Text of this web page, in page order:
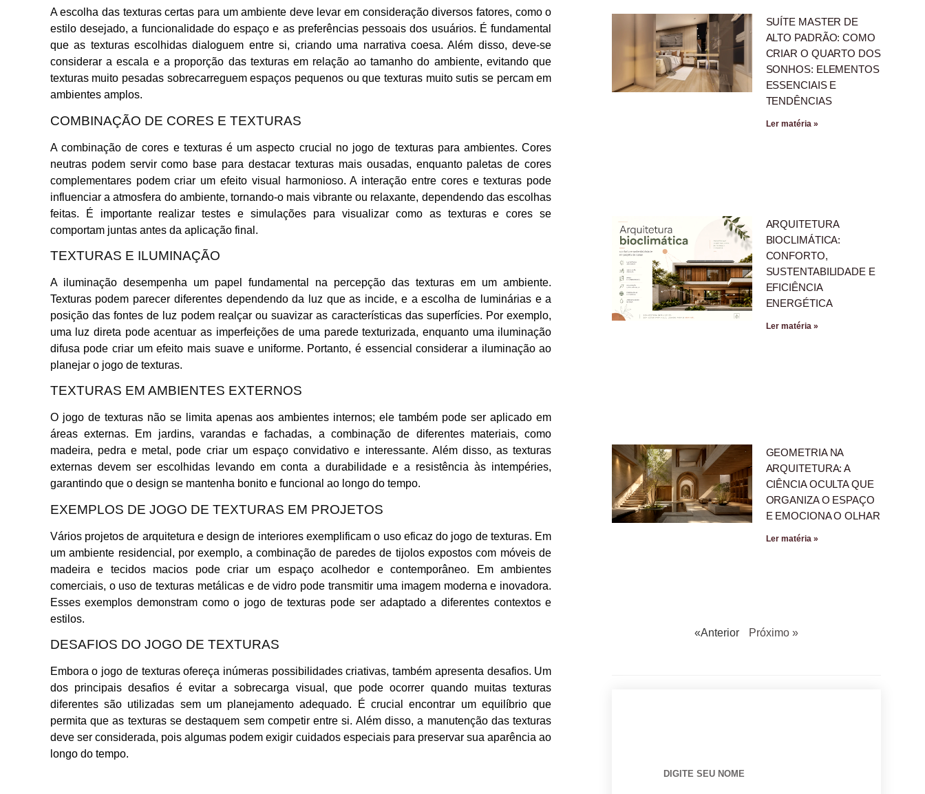
A escolha das texturas certas para um ambiente deve levar em consideração diversos fatores, como o
estilo desejado, a funcionalidade do espaço e as preferências pessoais dos usuários. É fundamental
que as texturas escolhidas dialoguem entre si, criando uma narrativa coesa. Além disso, deve-se
considerar a escala e a proporção das texturas em relação ao tamanho do ambiente, evitando que
texturas muito pesadas sobrecarreguem espaços pequenos ou que texturas muito sutis se percam em
ambientes amplos.
COMBINAÇÃO DE CORES E TEXTURAS
A combinação de cores e texturas é um aspecto crucial no jogo de texturas para ambientes. Cores
neutras podem servir como base para destacar texturas mais ousadas, enquanto paletas de cores
complementares podem criar um efeito visual harmonioso. A interação entre cores e texturas pode
influenciar a atmosfera do ambiente, tornando-o mais vibrante ou relaxante, dependendo das escolhas
feitas. É importante realizar testes e simulações para visualizar como as texturas e cores se
comportam juntas antes da aplicação final.
TEXTURAS E ILUMINAÇÃO
A iluminação desempenha um papel fundamental na percepção das texturas em um ambiente.
Texturas podem parecer diferentes dependendo da luz que as incide, e a escolha de luminárias e a
posição das fontes de luz podem realçar ou suavizar as características das superfícies. Por exemplo,
uma luz direta pode acentuar as imperfeições de uma parede texturizada, enquanto uma iluminação
difusa pode criar um efeito mais suave e uniforme. Portanto, é essencial considerar a iluminação ao
planejar o jogo de texturas.
TEXTURAS EM AMBIENTES EXTERNOS
O jogo de texturas não se limita apenas aos ambientes internos; ele também pode ser aplicado em
áreas externas. Em jardins, varandas e fachadas, a combinação de diferentes materiais, como
madeira, pedra e metal, pode criar um espaço convidativo e interessante. Além disso, as texturas
externas devem ser escolhidas levando em conta a durabilidade e a resistência às intempéries,
garantindo que o design se mantenha bonito e funcional ao longo do tempo.
EXEMPLOS DE JOGO DE TEXTURAS EM PROJETOS
Vários projetos de arquitetura e design de interiores exemplificam o uso eficaz do jogo de texturas. Em
um ambiente residencial, por exemplo, a combinação de paredes de tijolos expostos com móveis de
madeira e tecidos macios pode criar um espaço acolhedor e contemporâneo. Em ambientes
comerciais, o uso de texturas metálicas e de vidro pode transmitir uma imagem moderna e inovadora.
Esses exemplos demonstram como o jogo de texturas pode ser adaptado a diferentes contextos e
estilos.
DESAFIOS DO JOGO DE TEXTURAS
Embora o jogo de texturas ofereça inúmeras possibilidades criativas, também apresenta desafios. Um
dos principais desafios é evitar a sobrecarga visual, que pode ocorrer quando muitas texturas
diferentes são utilizadas sem um planejamento adequado. É crucial encontrar um equilíbrio que
permita que as texturas se destaquem sem competir entre si. Além disso, a manutenção das texturas
deve ser considerada, pois algumas podem exigir cuidados especiais para preservar sua aparência ao
longo do tempo.
SUÍTE MASTER DE
ALTO PADRÃO: COMO
CRIAR O QUARTO DOS
SONHOS: ELEMENTOS
ESSENCIAIS E
TENDÊNCIAS
Ler matéria »
ARQUITETURA
BIOCLIMÁTICA:
CONFORTO,
SUSTENTABILIDADE E
EFICIÊNCIA
ENERGÉTICA
Ler matéria »
GEOMETRIA NA
ARQUITETURA: A
CIÊNCIA OCULTA QUE
ORGANIZA O ESPAÇO
E EMOCIONA O OLHAR
Ler matéria »
«Anterior Próximo »